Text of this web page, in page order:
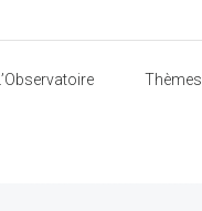
L’Observatoire Thèmes